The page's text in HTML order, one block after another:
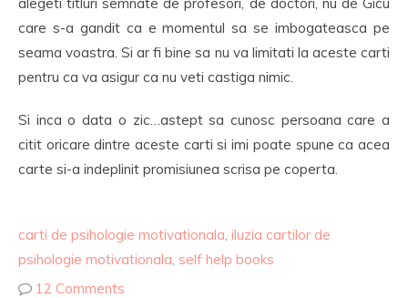
care s-a gandit ca e momentul sa se imbogateasca pe
seama voastra. Si ar fi bine sa nu va limitati la aceste carti
pentru ca va asigur ca nu veti castiga nimic.
Si inca o data o zic…astept sa cunosc persoana care a
citit oricare dintre aceste carti si imi poate spune ca acea
carte si-a indeplinit promisiunea scrisa pe coperta.
carti de psihologie motivationala, iluzia cartilor de
psihologie motivationala, self help books
12 Comments